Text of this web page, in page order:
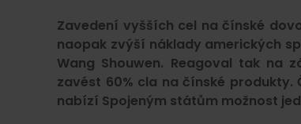
Zavedení vyšších cel na čínské
naopak zvýší náklady amerických
Wang Shouwen. Reagoval tak na
zavést 60% cla na čínské produkty.
nabízí Spojeným státům možnost